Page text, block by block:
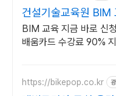
건설기술교육원 BIM
청
BIM 교육 지금 바로 신
배움카드 수강료 90%
https://bikepop.co.kr